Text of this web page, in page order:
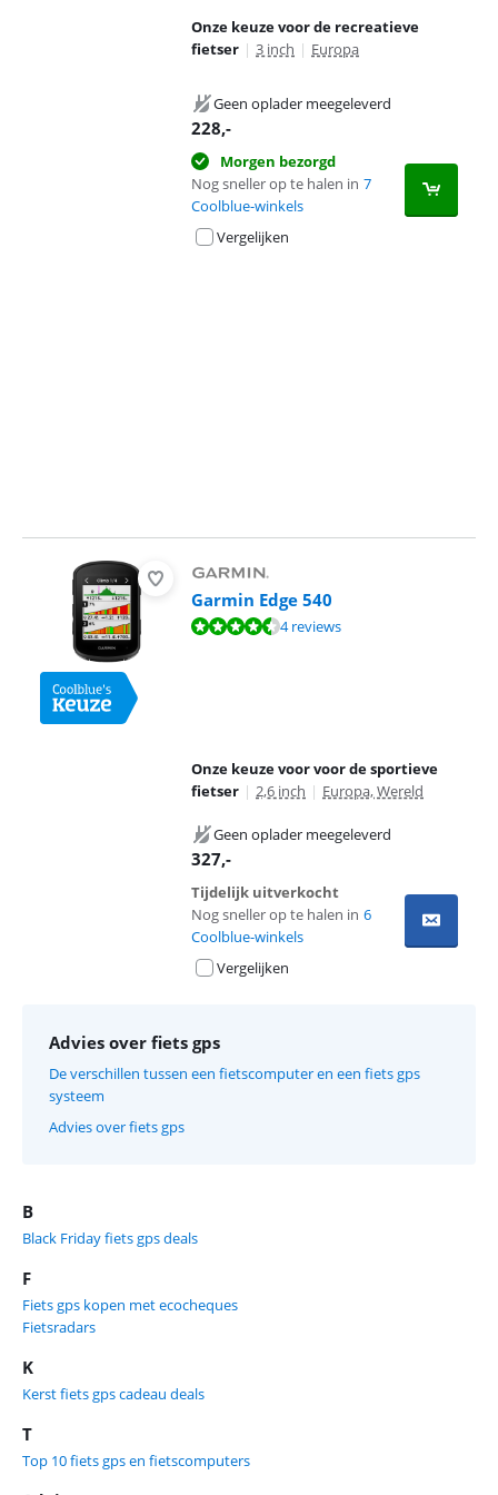
Onze keuze voor de recreatieve
fietser | 3 inch | Europa
Geen oplader meegeleverd
228,-
Morgen bezorgd
Nog sneller op te halen in 7
Coolblue-winkels
Vergelijken
Garmin Edge 540
Beoordeling is 9,3 van de 10, gebaseerd op 4 reviews.
4 reviews
Onze keuze voor voor de sportieve
fietser | 2,6 inch | Europa, Wereld
Geen oplader meegeleverd
327,-
Tijdelijk uitverkocht
Nog sneller op te halen in 6
Coolblue-winkels
Vergelijken
Advies over fiets gps
De verschillen tussen een fietscomputer en een fiets gps
systeem
Advies over fiets gps
B
Black Friday fiets gps deals
F
Fiets gps kopen met ecocheques
Fietsradars
K
Kerst fiets gps cadeau deals
T
Top 10 fiets gps en fietscomputers